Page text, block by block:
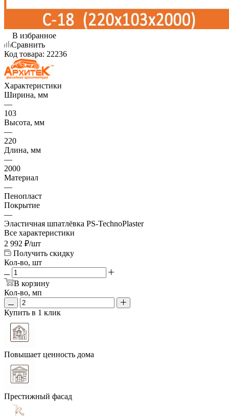
В избранное
Сравнить
Код товара: 22236
Характеристики
Ширина, мм
—
103
Высота, мм
—
220
Длина, мм
—
2000
Материал
—
Пенопласт
Покрытие
—
Эластичная шпатлёвка PS-TechnoPlaster
Все характеристики
2 992 ₽/шт
Получить скидку
Кол-во, шт
В корзину
Кол-во, мп
Купить в 1 клик
Повышает ценность дома
Престижный фасад